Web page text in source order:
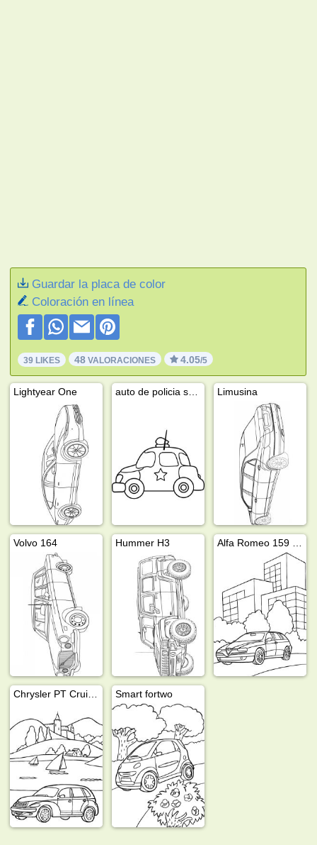
Guardar la placa de color
Coloración en línea
39 LIKES 48 VALORACIONES 4.05/5
Lightyear One Limusina
Volvo 164 Hummer H3
Smart fortwo